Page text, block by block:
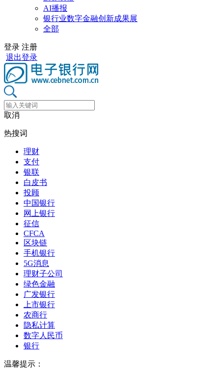
AI播报
银行业数字金融创新成果展
全部
登录 注册
退出登录
取消
热搜词
理财
支付
银联
白皮书
投顾
中国银行
网上银行
征信
CFCA
区块链
手机银行
5G消息
理财子公司
绿色金融
广发银行
上市银行
农商行
隐私计算
数字人民币
银行
温馨提示：